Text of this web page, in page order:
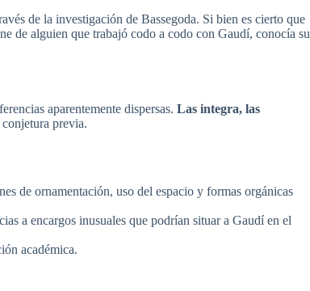
de la investigación de Bassegoda. Si bien es cierto que
de alguien que trabajó codo a codo con Gaudí, conocía su
aparentemente dispersas. Las integra, las
previa.
de ornamentación, uso del espacio y formas orgánicas
a encargos inusuales que podrían situar a Gaudí en el
académica.